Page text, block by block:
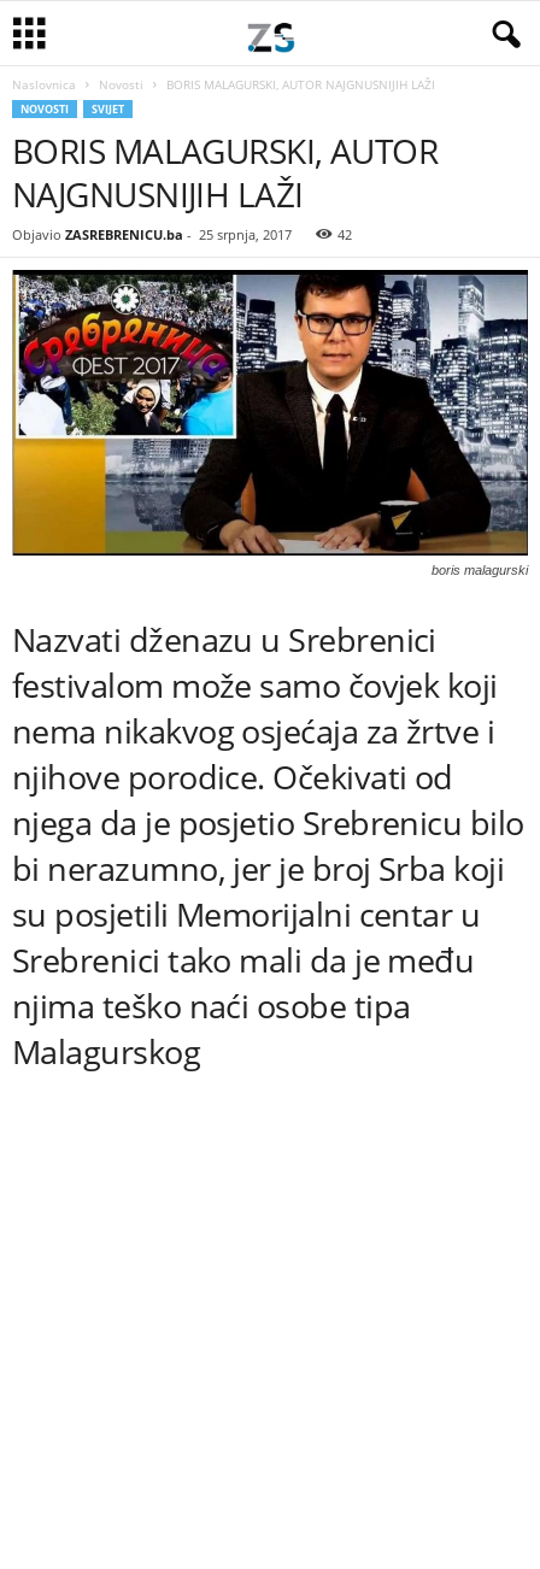
Naslovnica Novosti BORIS MALAGURSKI, AUTOR NAJGNUSNIJIH LAŽI
NOVOSTI SVIJET
BORIS MALAGURSKI, AUTOR
NAJGNUSNIJIH LAŽI
Objavio ZASREBRENICU.ba - 25 srpnja, 2017 42
boris malagurski
Nazvati dženazu u Srebrenici
festivalom može samo čovjek koji
nema nikakvog osjećaja za žrtve i
njihove porodice. Očekivati od
njega da je posjetio Srebrenicu bilo
bi nerazumno, jer je broj Srba koji
su posjetili Memorijalni centar u
Srebrenici tako mali da je među
njima teško naći osobe tipa
Malagurskog